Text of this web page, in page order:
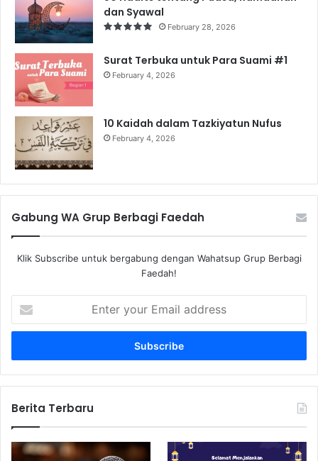
dan Syawal
February 28, 2026
Surat Terbuka untuk Para Suami #1
February 4, 2026
10 Kaidah dalam Tazkiyatun Nufus
February 4, 2026
Gabung WA Grup Berbagi Faedah
Klik Subscribe untuk bergabung dengan Wahatsup Grup Berbagi
Faedah!
your
Email
Berita Terbaru